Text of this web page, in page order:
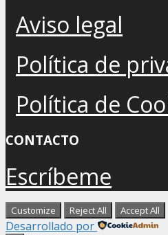
Aviso legal
Política de
Política de
CONTACTO
Escríbeme
Customize Reject All Accept All
Desarrollado por